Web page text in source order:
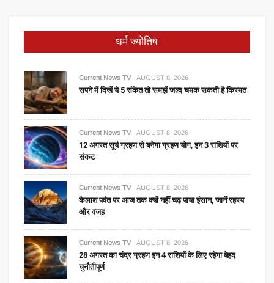
धर्म ज्योतिष
Current News TV AUGUST 8, 2026
सपने में दिखें ये 5 संकेत तो समझें जल्द चमक सकती है किस्मत
Current News TV AUGUST 8, 2026
12 अगस्त सूर्य ग्रहण से बनेगा ग्रहण योग, इन 3 राशियों पर
संकट
Current News TV AUGUST 8, 2026
कैलाश पर्वत पर आज तक क्यों नहीं चढ़ पाया इंसान, जानें रहस्य
और वजह
Current News TV AUGUST 8, 2026
28 अगस्त का चंद्र ग्रहण इन 4 राशियों के लिए रहेगा बेहद
चुनौतीपूर्ण